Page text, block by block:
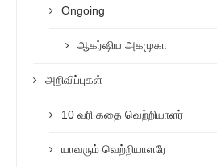
Ongoing
ஆகர்ஷிய அகமுகா
அறிவிப்புகள்
10 வரி கதை வெற்றியாளர்
யாவரும் வெற்றியாளரே